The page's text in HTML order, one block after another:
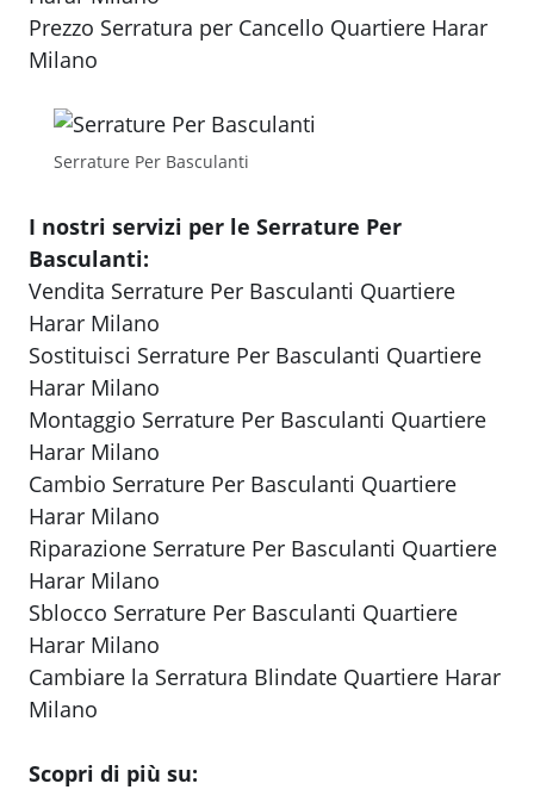
Prezzo Serratura per Cancello Quartiere Harar
Milano
Serrature Per Basculanti
I nostri servizi per le Serrature Per
Basculanti:
Vendita Serrature Per Basculanti Quartiere
Harar Milano
Sostituisci Serrature Per Basculanti Quartiere
Harar Milano
Montaggio Serrature Per Basculanti Quartiere
Harar Milano
Cambio Serrature Per Basculanti Quartiere
Harar Milano
Riparazione Serrature Per Basculanti Quartiere
Harar Milano
Sblocco Serrature Per Basculanti Quartiere
Harar Milano
Cambiare la Serratura Blindate Quartiere Harar
Milano
Scopri di più su: